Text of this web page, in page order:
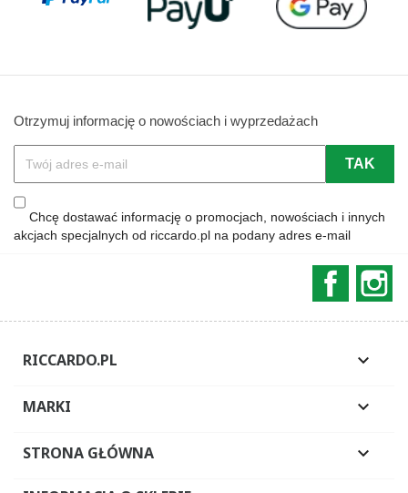
Otrzymuj informację o nowościach i wyprzedażach
Chcę dostawać informację o promocjach, nowościach i innych
akcjach specjalnych od riccardo.pl na podany adres e-mail
RICCARDO.PL 
MARKI 
STRONA GŁÓWNA 